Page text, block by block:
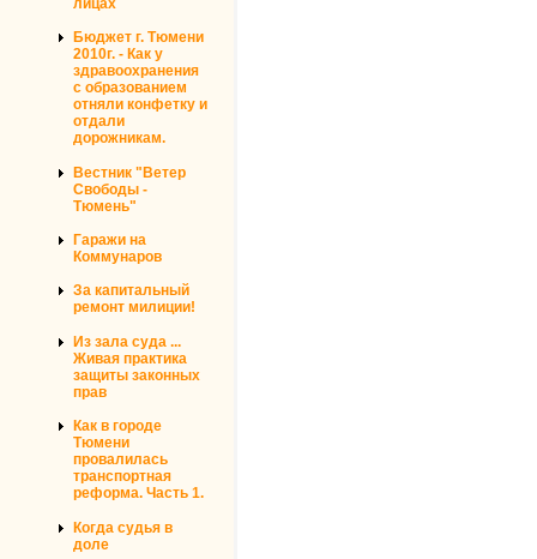
лицах
Бюджет г. Тюмени
2010г. - Как у
здравоохранения
с образованием
отняли конфетку и
отдали
дорожникам.
Вестник "Ветер
Свободы -
Тюмень"
Гаражи на
Коммунаров
За капитальный
ремонт милиции!
Из зала суда ...
Живая практика
защиты законных
прав
Как в городе
Тюмени
провалилась
транспортная
реформа. Часть 1.
Когда судья в
доле